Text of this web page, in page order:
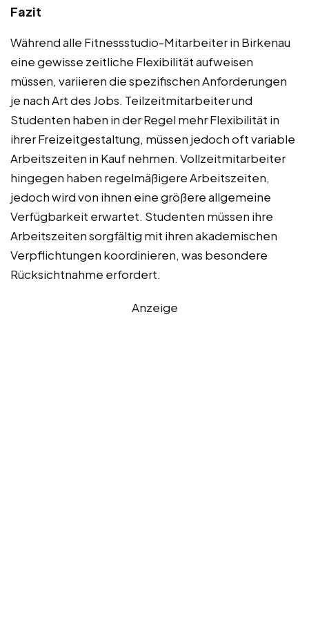
Fazit
Während alle Fitnessstudio-Mitarbeiter in Birkenau
eine gewisse zeitliche Flexibilität aufweisen
müssen, variieren die spezifischen Anforderungen
je nach Art des Jobs. Teilzeitmitarbeiter und
Studenten haben in der Regel mehr Flexibilität in
ihrer Freizeitgestaltung, müssen jedoch oft variable
Arbeitszeiten in Kauf nehmen. Vollzeitmitarbeiter
hingegen haben regelmäßigere Arbeitszeiten,
jedoch wird von ihnen eine größere allgemeine
Verfügbarkeit erwartet. Studenten müssen ihre
Arbeitszeiten sorgfältig mit ihren akademischen
Verpflichtungen koordinieren, was besondere
Rücksichtnahme erfordert.
Anzeige